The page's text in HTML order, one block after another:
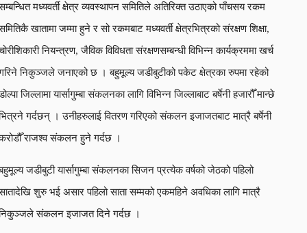
मध्यवर्ती क्षेत्र व्यवस्थापन समितिले अतिरिक्त उठाएको पाँचसय रकम
खातामा जम्मा हुने र सो रकमबाट मध्यवर्ती क्षेत्रभित्रको संरक्षण शिक्षा,
नियन्त्रण, जैविक विविधता संरक्षणसम्बन्धी विभिन्न कार्यक्रममा खर्च
निकुञ्जले जनाएको छ । बहुमूल्य जडीबुटीको पकेट क्षेत्रका रुपमा रहेको
जिल्लामा यार्सागुम्बा संकलनका लागि विभिन्न जिल्लाबाट बर्षेनी हजारौँ मान्छे
गर्दछन् । उनीहरुलाई वितरण गरिएको संकलन इजाजतबाट मात्रै बर्षेनी
राजश्व संकलन हुने गर्दछ ।
जडीबुटी यार्सागुम्बा संकलनका सिजन प्रत्येक वर्षको जेठको पहिलो
शुरु भई असार पहिलो साता सम्मको एकमहिने अवधिका लागि मात्रै
संकलन इजाजत दिने गर्दछ ।